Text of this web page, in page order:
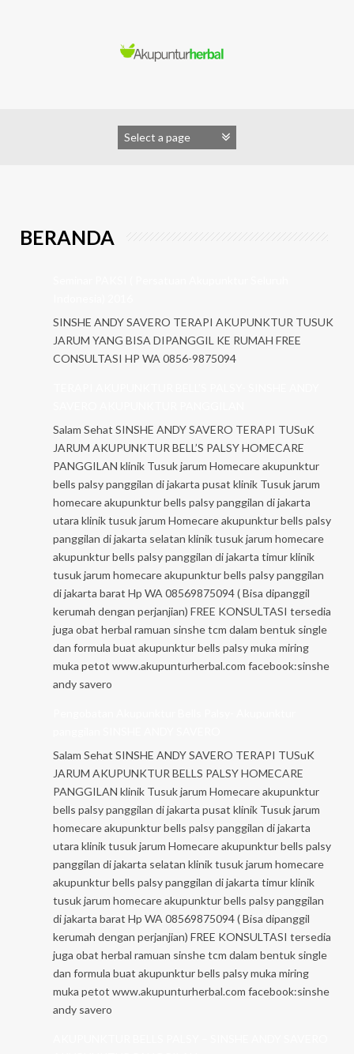
BERANDA
SINSHE ANDY SAVERO TERAPI AKUPUNKTUR TUSUK
JARUM YANG BISA DIPANGGIL KE RUMAH FREE
CONSULTASI HP WA 0856-9875094
Salam Sehat SINSHE ANDY SAVERO TERAPI TUSuK
JARUM AKUPUNKTUR BELL’S PALSY HOMECARE
PANGGILAN klinik Tusuk jarum Homecare akupunktur
bells palsy panggilan di jakarta pusat klinik Tusuk jarum
homecare akupunktur bells palsy panggilan di jakarta
utara klinik tusuk jarum Homecare akupunktur bells palsy
panggilan di jakarta selatan klinik tusuk jarum homecare
akupunktur bells palsy panggilan di jakarta timur klinik
tusuk jarum homecare akupunktur bells palsy panggilan
di jakarta barat Hp WA 08569875094 ( Bisa dipanggil
kerumah dengan perjanjian) FREE KONSULTASI tersedia
juga obat herbal ramuan sinshe tcm dalam bentuk single
dan formula buat akupunktur bells palsy muka miring
muka petot www.akupunturherbal.com facebook:sinshe
andy savero
Salam Sehat SINSHE ANDY SAVERO TERAPI TUSuK
JARUM AKUPUNKTUR BELLS PALSY HOMECARE
PANGGILAN klinik Tusuk jarum Homecare akupunktur
bells palsy panggilan di jakarta pusat klinik Tusuk jarum
homecare akupunktur bells palsy panggilan di jakarta
utara klinik tusuk jarum Homecare akupunktur bells palsy
panggilan di jakarta selatan klinik tusuk jarum homecare
akupunktur bells palsy panggilan di jakarta timur klinik
tusuk jarum homecare akupunktur bells palsy panggilan
di jakarta barat Hp WA 08569875094 ( Bisa dipanggil
kerumah dengan perjanjian) FREE KONSULTASI tersedia
juga obat herbal ramuan sinshe tcm dalam bentuk single
dan formula buat akupunktur bells palsy muka miring
muka petot www.akupunturherbal.com facebook:sinshe
andy savero